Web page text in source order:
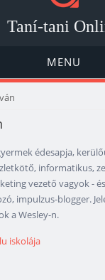
Taní-tani
MENU
édesapja,
informatikus,
vezető vagyok -
impulzus-blogger.
a Wesley-n.
iskolája